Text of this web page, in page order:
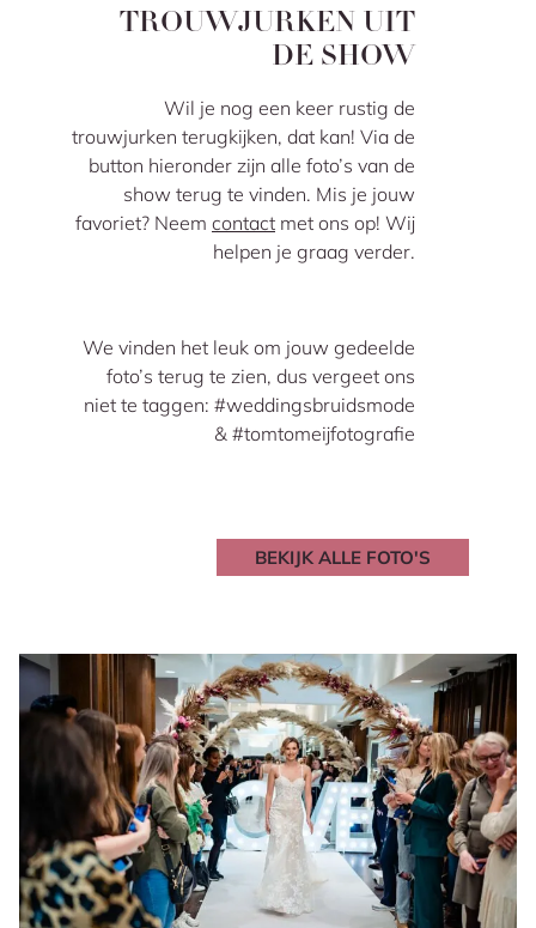
TROUWJURKEN UIT
DE SHOW
Wil je nog een keer rustig de
trouwjurken terugkijken, dat kan! Via de
button hieronder zijn alle foto’s van de
show terug te vinden. Mis je jouw
favoriet? Neem contact met ons op! Wij
helpen je graag verder.
We vinden het leuk om jouw gedeelde
foto’s terug te zien, dus vergeet ons
niet te taggen: #weddingsbruidsmode
& #tomtomeijfotografie
BEKIJK ALLE FOTO'S